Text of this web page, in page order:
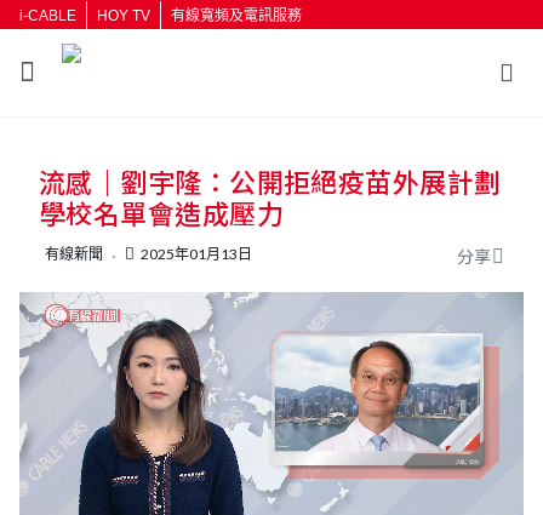
i-CABLE HOY TV 有線寬頻及電訊服務
按輸入鍵開始搜尋
流感｜劉宇隆：公開拒絕疫苗外展計劃
學校名單會造成壓力
有線新聞 2025年01月13日 分享